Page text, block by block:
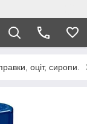
оціт, сиропи.